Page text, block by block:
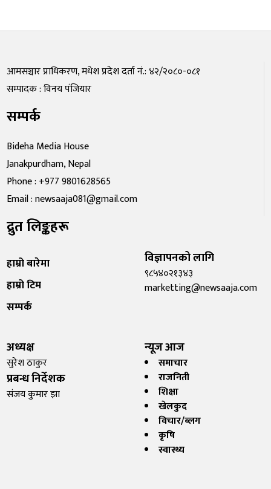
आमसञ्चार प्राधिकरण, मधेश प्रदेश दर्ता नं.: ४२/२०८०-०८१
सम्पादक : विनय पंजियार
सम्पर्क
Bideha Media House
Janakpurdham, Nepal
Phone : +977 9801628565
Email : newsaaja081@gmail.com
द्रुत लिङ्कहरू
हाम्रो बारेमा
हाम्रो टिम
सम्पर्क
विज्ञापनको लागि
९८५४०२१३४३
marketting@newsaaja.com
अध्यक्ष
सुरेश ठाकुर
प्रबन्ध निर्देशक
संजय कुमार झा
न्यूज आज
समाचार
राजनिती
शिक्षा
खेलकुद
विचार/ब्लग
कृषि
स्वास्थ्य